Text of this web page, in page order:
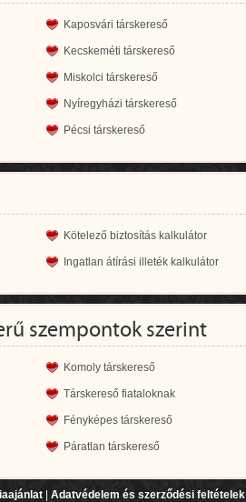
Kaposvári társkereső
Kecskeméti társkereső
Miskolci társkereső
Nyíregyházi társkereső
Pécsi társkereső
Kötelező biztosítás kalkulátor
Ingatlan átírási illeték kalkulátor
szempontok szerint
Komoly társkereső
Társkereső fiataloknak
Fényképes társkereső
Páratlan társkereső
Adatvédelem és szerződési feltételek